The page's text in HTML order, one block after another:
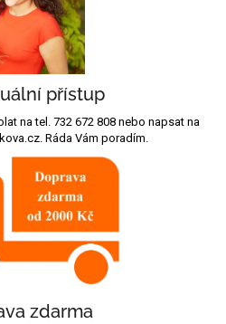
přístup
na tel. 732 672 808 nebo napsat na
Ráda Vám poradím.
zdarma